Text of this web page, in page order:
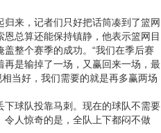
来，记者们只好把话筒凑到了篮网
总算还能保持镇静，他表示篮网目
整个赛季的成功。“我们在季后赛
是输掉了一场，又赢回来一场，最
当好，我们需要的就是再多赢两场
球队投靠马刺。现在的球队不需要
人惊奇的是，全队上下都闷不做